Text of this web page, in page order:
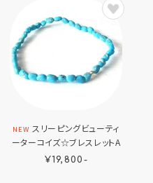
NEW スリーピングビューティ
ーターコイズ☆ブレスレットA
¥19,800-